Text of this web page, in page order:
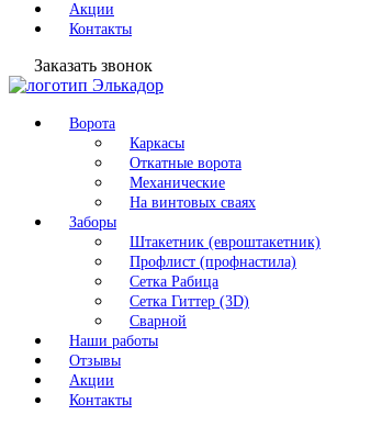
Акции
Контакты
Заказать звонок
Ворота
Каркасы
Откатные ворота
Механические
На винтовых сваях
Заборы
Штакетник (евроштакетник)
Профлист (профнастила)
Сетка Рабица
Сетка Гиттер (3D)
Сварной
Наши работы
Отзывы
Акции
Контакты